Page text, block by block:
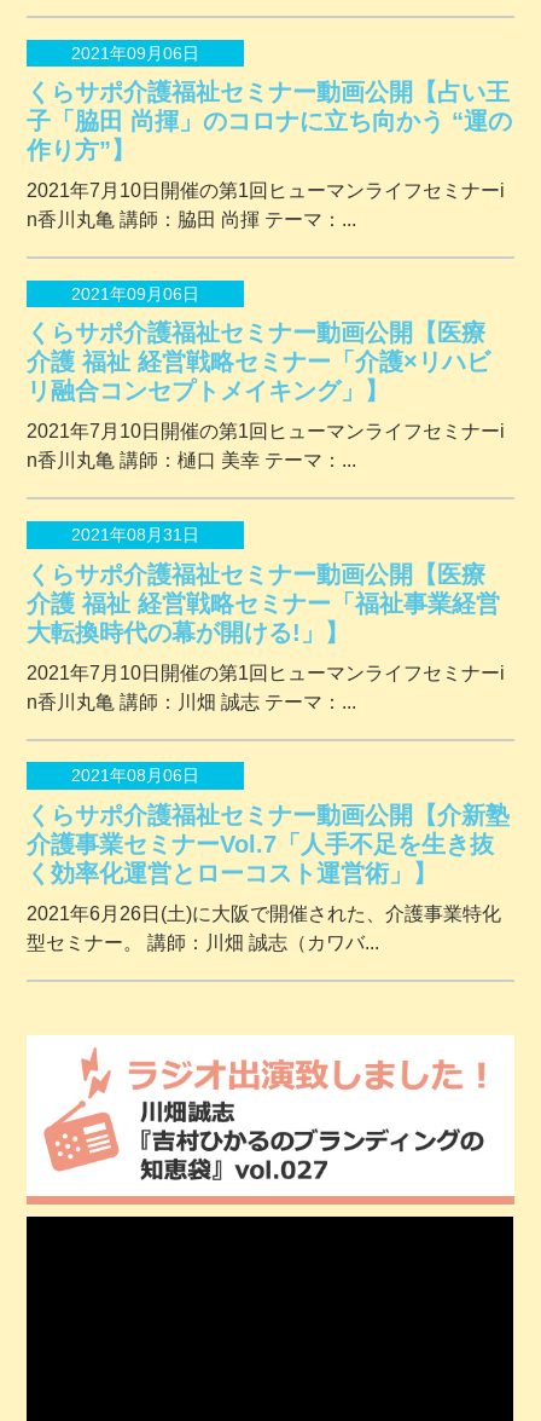
2021年09月06日
くらサポ介護福祉セミナー動画公開【占い王
子「脇田 尚揮」のコロナに立ち向かう “運の
作り方”】
2021年7月10日開催の第1回ヒューマンライフセミナーi
n香川丸亀 講師：脇田 尚揮 テーマ：...
2021年09月06日
くらサポ介護福祉セミナー動画公開【医療
介護 福祉 経営戦略セミナー「介護×リハビ
リ融合コンセプトメイキング」】
2021年7月10日開催の第1回ヒューマンライフセミナーi
n香川丸亀 講師：樋口 美幸 テーマ：...
2021年08月31日
くらサポ介護福祉セミナー動画公開【医療
介護 福祉 経営戦略セミナー「福祉事業経営
大転換時代の幕が開ける!」】
2021年7月10日開催の第1回ヒューマンライフセミナーi
n香川丸亀 講師：川畑 誠志 テーマ：...
2021年08月06日
くらサポ介護福祉セミナー動画公開【介新塾
介護事業セミナーVol.7「人手不足を生き抜
く効率化運営とローコスト運営術」】
2021年6月26日(土)に大阪で開催された、介護事業特化
型セミナー。 講師：川畑 誠志（カワバ...